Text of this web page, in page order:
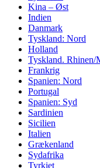
Kina – Øst
Indien
Danmark
Tyskland: Nord
Holland
Tyskland. Rhinen/
Frankrig
Spanien: Nord
Portugal
Spanien: Syd
Sardinien
Sicilien
Italien
Grækenland
Sydafrika
Tyrkiet